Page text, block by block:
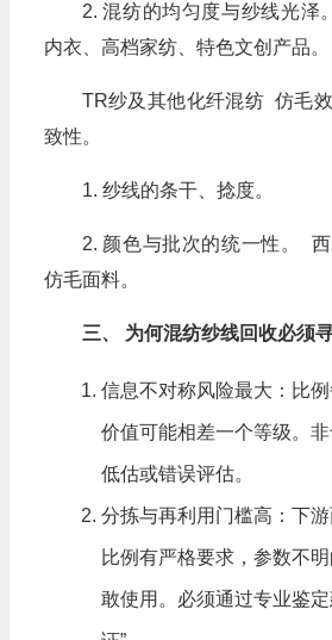
2. 混纺的均匀度与纱线光泽
内衣、高档家纺、特色文创产品。
TR纱及其他化纤混纺 仿毛
致性。
1. 纱线的条干、捻度。
2. 颜色与批次的统一性。
仿毛面料。
三、 为何混纺纱线回收必须
信息不对称风险最大：比例
价值可能相差一个等级。
低估或错误评估。
分拣与再利用门槛高：下
比例有严格要求，参数不
敢使用。必须通过专业鉴定